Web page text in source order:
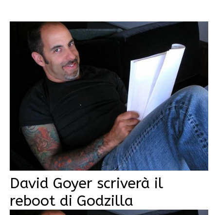
David Goyer scriverà il
reboot di Godzilla